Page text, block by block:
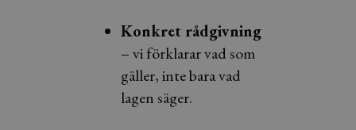
Konkret rådgivning
– vi förklarar vad som
gäller, inte bara vad
lagen säger.